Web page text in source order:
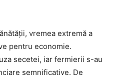
vremea extremă a
pentru economie.
secetei, iar fermierii s-au
semnificative. De